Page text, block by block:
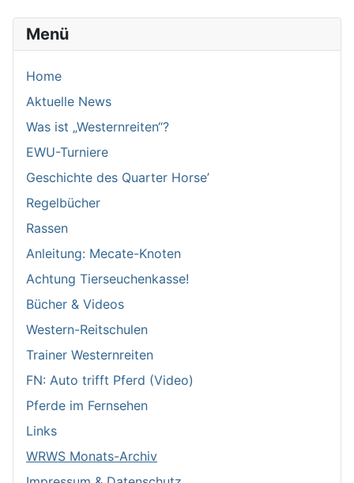
Menü
Home
Aktuelle News
Was ist „Westernreiten“?
EWU-Turniere
Geschichte des Quarter Horse’
Regelbücher
Rassen
Anleitung: Mecate-Knoten
Achtung Tierseuchenkasse!
Bücher & Videos
Western-Reitschulen
Trainer Westernreiten
FN: Auto trifft Pferd (Video)
Pferde im Fernsehen
Links
WRWS Monats-Archiv